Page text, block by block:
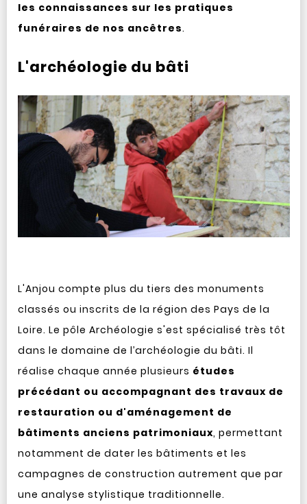
les connaissances sur les pratiques
funéraires de nos ancêtres.
L'archéologie du bâti
L'Anjou compte plus du tiers des monuments
classés ou inscrits de la région des Pays de la
Loire. Le pôle Archéologie s'est spécialisé très tôt
dans le domaine de l’archéologie du bâti. Il
réalise chaque année plusieurs études
précédant ou accompagnant des travaux de
restauration ou d'aménagement de
bâtiments anciens patrimoniaux, permettant
notamment de dater les bâtiments et les
campagnes de construction autrement que par
une analyse stylistique traditionnelle.